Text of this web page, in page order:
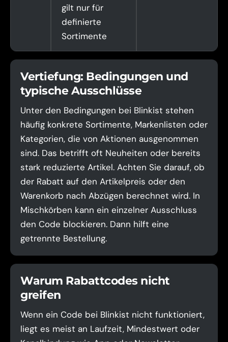
gilt nur für
definierte
Sortimente
Vertiefung: Bedingungen und
typische Ausschlüsse
Unter den Bedingungen bei Blinkist stehen
häufig konkrete Sortimente, Markenlisten oder
Kategorien, die von Aktionen ausgenommen
sind. Das betrifft oft Neuheiten oder bereits
stark reduzierte Artikel. Achten Sie darauf, ob
der Rabatt auf den Artikelpreis oder den
Warenkorb nach Abzügen berechnet wird. In
Mischkörben kann ein einzelner Ausschluss
den Code blockieren. Dann hilft eine
getrennte Bestellung.
Warum Rabattcodes nicht
greifen
Wenn ein Code bei Blinkist nicht funktioniert,
liegt es meist an Laufzeit, Mindestwert oder